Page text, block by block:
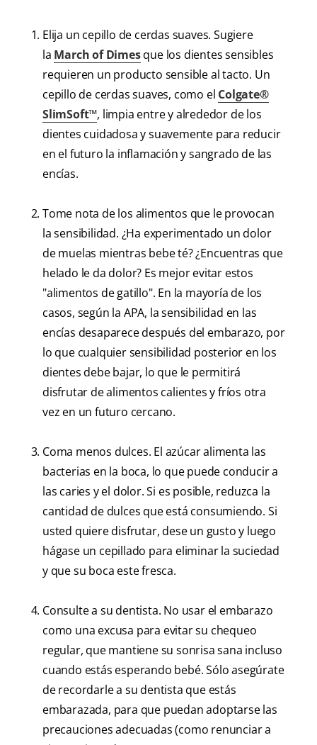
Elija un cepillo de cerdas suaves. Sugiere
la March of Dimesque los dientes sensibles
requieren un producto sensible al tacto. Un
cepillo de cerdas suaves, como el Colgate®
SlimSoft™, limpia entre y alrededor de los
dientes cuidadosa y suavemente para reducir
en el futuro la inflamación y sangrado de las
encías.
Tome nota de los alimentos que le provocan
la sensibilidad. ¿Ha experimentado un dolor
de muelas mientras bebe té? ¿Encuentras que
helado le da dolor? Es mejor evitar estos
"alimentos de gatillo". En la mayoría de los
casos, según la APA, la sensibilidad en las
encías desaparece después del embarazo, por
lo que cualquier sensibilidad posterior en los
dientes debe bajar, lo que le permitirá
disfrutar de alimentos calientes y fríos otra
vez en un futuro cercano.
Coma menos dulces. El azúcar alimenta las
bacterias en la boca, lo que puede conducir a
las caries y el dolor. Si es posible, reduzca la
cantidad de dulces que está consumiendo. Si
usted quiere disfrutar, dese un gusto y luego
hágase un cepillado para eliminar la suciedad
y que su boca este fresca.
Consulte a su dentista. No usar el embarazo
como una excusa para evitar su chequeo
regular, que mantiene su sonrisa sana incluso
cuando estás esperando bebé. Sólo asegúrate
de recordarle a su dentista que estás
embarazada, para que puedan adoptarse las
precauciones adecuadas (como renunciar a